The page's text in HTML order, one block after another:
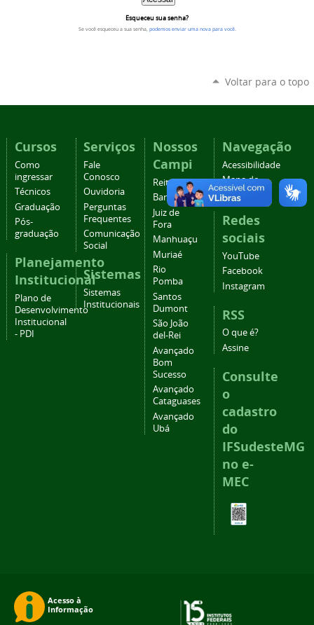
Esqueceu sua senha?
Se você esqueceu a sua senha, podemos enviar uma nova para você.
Voltar para o topo
Cursos
Como
ingressar
Técnicos
Graduação
Pós-
graduação
Planejamento
Institucional
Plano de
Desenvolvimento
Institucional
- PDI
Serviços
Fale
Conosco
Ouvidoria
Perguntas
Frequentes
Comunicação
Social
Sistemas
Sistemas
Institucionais
Nossos
Campi
Reitoria
Barbacena
Juiz de
Fora
Manhuaçu
Muriaé
Rio
Pomba
Santos
Dumont
São João
del-Rei
Avançado
Bom
Sucesso
Avançado
Cataguases
Avançado
Ubá
Navegação
Acessibilidade
Mapa do
site
Redes
sociais
YouTube
Facebook
Instagram
RSS
O que é?
Assine
Consulte
o
cadastro
do
IFSudesteMG
no e-
MEC